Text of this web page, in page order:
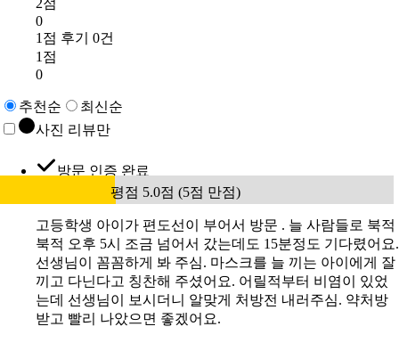
2점
0
1점 후기 0건
1점
0
추천순
최신순
사진 리뷰만
방문 인증 완료
평점 5.0점 (5점 만점)
고등학생 아이가 편도선이 부어서 방문 . 늘 사람들로 북적
북적 오후 5시 조금 넘어서 갔는데도 15분정도 기다렸어요.
선생님이 꼼꼼하게 봐 주심. 마스크를 늘 끼는 아이에게 잘
끼고 다닌다고 칭찬해 주셨어요. 어릴적부터 비염이 있었
는데 선생님이 보시더니 알맞게 처방전 내러주심. 약처방
받고 빨리 나았으면 좋겠어요.